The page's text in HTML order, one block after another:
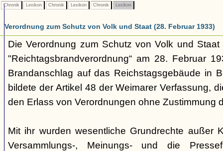
Chronik Lexikon Chronik Lexikon Chronik Lexikon
Verordnung zum Schutz von Volk und Staat (28. Februar 1933)
Die Verordnung zum Schutz von Volk und
"Reichtagsbrandverordnung“ am 28. Februar
Brandanschlag auf das Reichstagsgebäude in
bildete der Artikel 48 der Weimarer Verfassung,
den Erlass von Verordnungen ohne Zustimmung
Mit ihr wurden wesentliche Grundrechte außer
Versammlungs-, Meinungs- und die